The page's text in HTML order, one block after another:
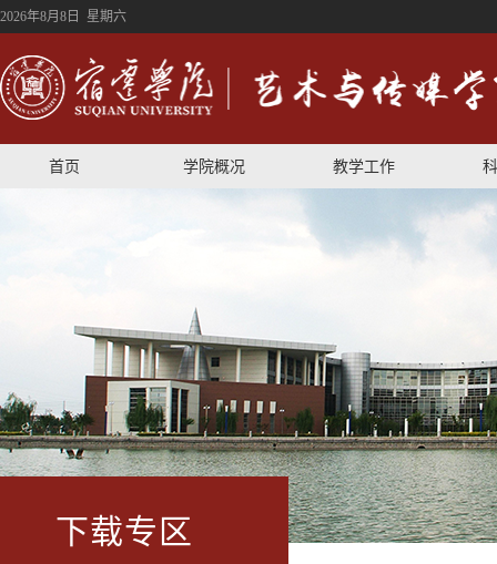
2026年8月8日 星期六
首页 学院概况 教学工作
下载专区